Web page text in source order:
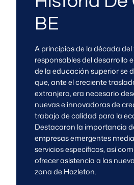
BE
A principios de la década del
responsables del desarrollo
de la educación superior se
que, ante el creciente
extranjero, era necesario
nuevas e innovadoras de
trabajo de calidad para la
Destacaron la importancia
empresas emergentes
servicios específicos, así
ofrecer asistencia a las
zona de Hazleton.